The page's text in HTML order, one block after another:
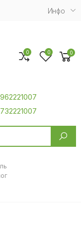
Инфо
0 0 0